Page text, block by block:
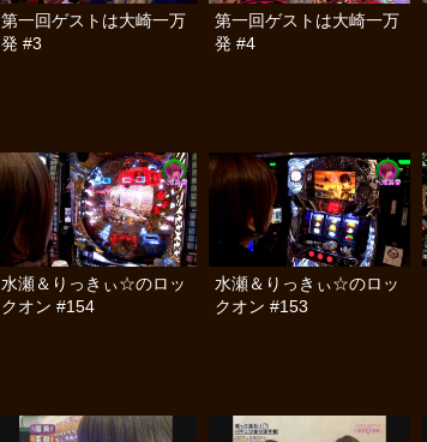
第一回ゲストは大崎一万
発 #3
第一回ゲストは大崎一万
発 #4
水瀬＆りっきぃ☆のロッ
クオン #154
水瀬＆りっきぃ☆のロッ
クオン #153